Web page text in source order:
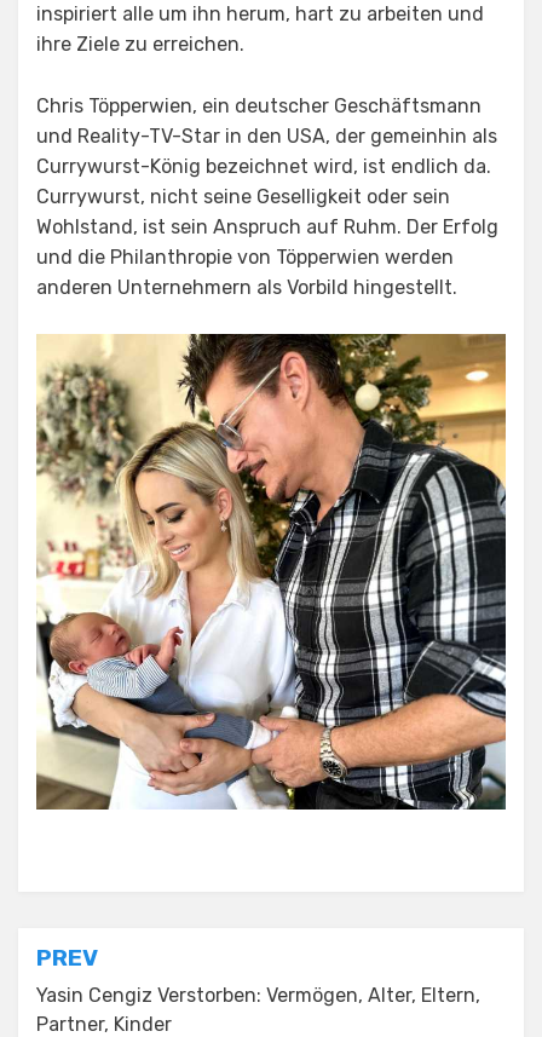
inspiriert alle um ihn herum, hart zu arbeiten und
ihre Ziele zu erreichen.
Chris Töpperwien, ein deutscher Geschäftsmann
und Reality-TV-Star in den USA, der gemeinhin als
Currywurst-König bezeichnet wird, ist endlich da.
Currywurst, nicht seine Geselligkeit oder sein
Wohlstand, ist sein Anspruch auf Ruhm. Der Erfolg
und die Philanthropie von Töpperwien werden
anderen Unternehmern als Vorbild hingestellt.
Post
navigation
PREV
Yasin Cengiz Verstorben: Vermögen, Alter, Eltern,
Partner, Kinder